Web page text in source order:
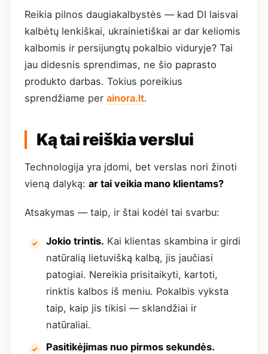
Reikia pilnos daugiakalbystės — kad DI laisvai
kalbėtų lenkiškai, ukrainietiškai ar dar keliomis
kalbomis ir persijungtų pokalbio viduryje? Tai
jau didesnis sprendimas, ne šio paprasto
produkto darbas. Tokius poreikius
sprendžiame per ainora.lt.
Ką tai reiškia verslui
Technologija yra įdomi, bet verslas nori žinoti
vieną dalyką: ar tai veikia mano klientams?
Atsakymas — taip, ir štai kodėl tai svarbu:
Jokio trintis. Kai klientas skambina ir girdi
natūralią lietuvišką kalbą, jis jaučiasi
patogiai. Nereikia prisitaikyti, kartoti,
rinktis kalbos iš meniu. Pokalbis vyksta
taip, kaip jis tikisi — sklandžiai ir
natūraliai.
Pasitikėjimas nuo pirmos sekundės.